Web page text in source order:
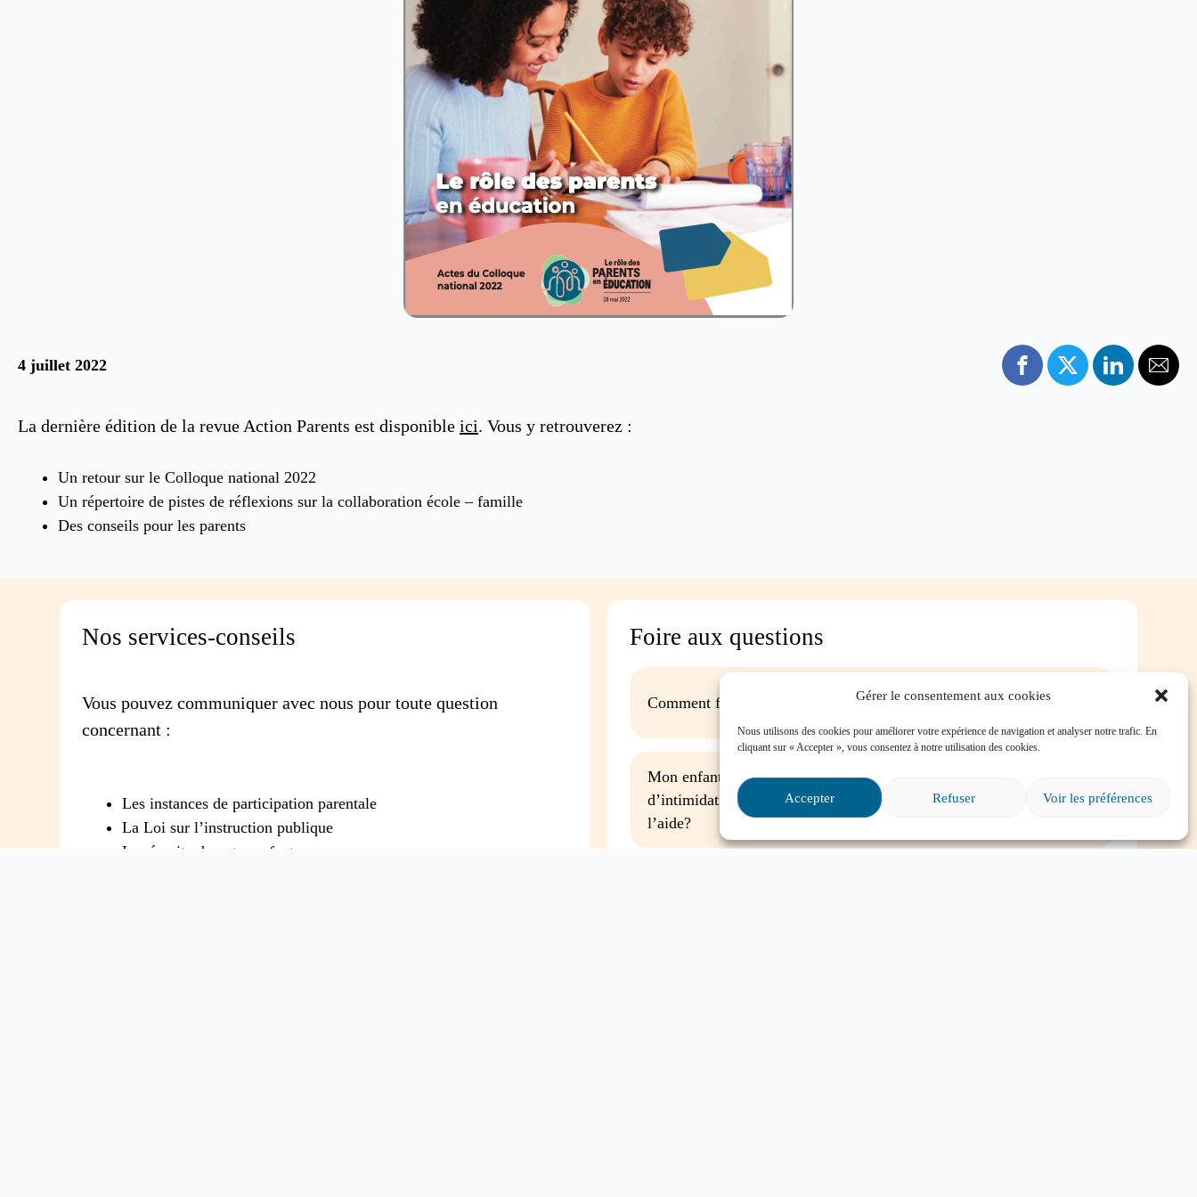
Gérer le consentement aux cookies
Nous utilisons des cookies pour améliorer votre expérience de navigation et analyser notre trafic. En
cliquant sur « Accepter », vous consentez à notre utilisation des cookies.
Accepter Refuser Voir les préférences
4 juillet 2022
La dernière édition de la revue Action Parents est disponible ici. Vous y retrouverez :
Un retour sur le Colloque national 2022
Un répertoire de pistes de réflexions sur la collaboration école – famille
Des conseils pour les parents
Nos services-conseils
Vous pouvez communiquer avec nous pour toute question
concernant :
Les instances de participation parentale
La Loi sur l’instruction publique
La réussite de votre enfant
Foire aux questions
Comment favoriser la persévérance scolaire?
Mon enfant est impliqué dans une situation
d’intimidation à l’école, où puis-je trouver de
l’aide?